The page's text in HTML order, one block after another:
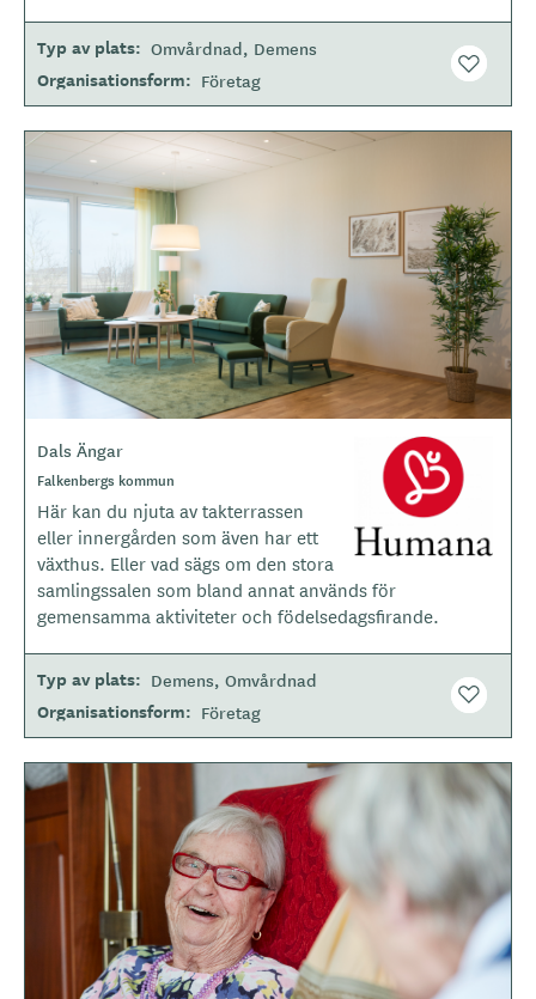
Typ av plats Omvårdnad Demens
Organisationsform Företag
B
i
l
e
r
o
t
y
p
e
Dals Ängar
Falkenbergs kommun
Här kan du njuta av takterrassen
eller innergården som även har ett
växthus. Eller vad sägs om den stora
samlingssalen som bland annat används för
gemensamma aktiviteter och födelsedagsfirande.
Typ av plats Demens Omvårdnad
Organisationsform Företag
B
l